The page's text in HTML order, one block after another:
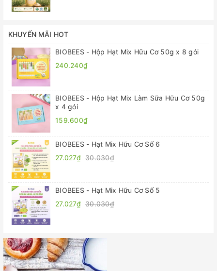
KHUYẾN MÃI HOT
BIOBEES - Hộp Hạt Mix Hữu Cơ 50g x 8 gói
240.240₫
BIOBEES - Hộp Hạt Mix Làm Sữa Hữu Cơ 50g
x 4 gói
159.600₫
BIOBEES - Hạt Mix Hữu Cơ Số 6
27.027₫ 30.030₫
BIOBEES - Hạt Mix Hữu Cơ Số 5
27.027₫ 30.030₫